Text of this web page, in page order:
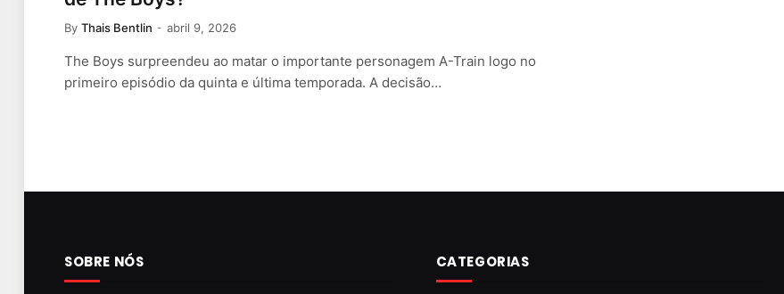
By Thais Bentlin abril 9, 2026
The Boys surpreendeu ao matar o importante personagem A-Train logo no
primeiro episódio da quinta e última temporada. A decisão…
SOBRE NÓS CATEGORIAS